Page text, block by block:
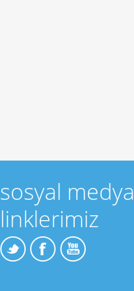
sosyal medya
linklerimiz